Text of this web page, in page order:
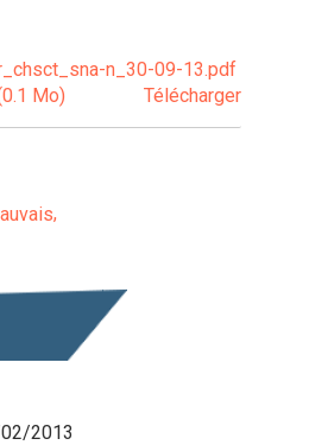
n_30-09-13.pdf
Mo)
Télécharger
2013